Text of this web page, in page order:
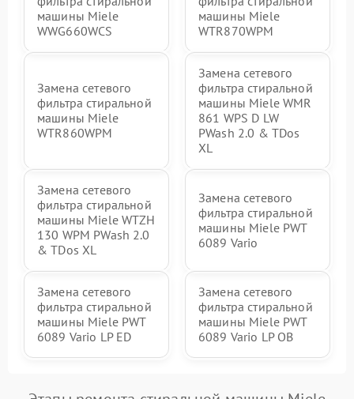
машины Miele
WWG660WCS
машины Miele
WTR870WPM
Замена сетевого
фильтра стиральной
машины Miele
WTR860WPM
Замена сетевого
фильтра стиральной
машины Miele WMR
861 WPS D LW
PWash 2.0 & TDos
XL
Замена сетевого
фильтра стиральной
машины Miele WTZH
130 WPM PWash 2.0
& TDos XL
Замена сетевого
фильтра стиральной
машины Miele PWT
6089 Vario
Замена сетевого
фильтра стиральной
машины Miele PWT
6089 Vario LP ED
Замена сетевого
фильтра стиральной
машины Miele PWT
6089 Vario LP OB